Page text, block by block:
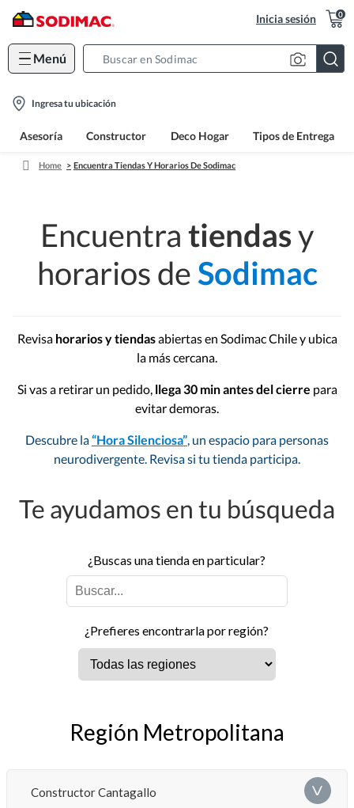
Inicia sesión 0
Menú
location-
Ingresa tu ubicación
Asesoría Constructor Deco Hogar Tipos de Entrega
Home Encuentra Tiendas Y Horarios De Sodimac
Encuentra tiendasy
horarios deSodimac
Revisa horarios y tiendasabiertas en Sodimac Chile y ubica
la más cercana.
Si vas a retirar un pedido, llega 30 min antes del cierre para
evitar demoras.
Descubre la“Hora Silenciosa”, un espacio para personas
neurodivergente. Revisa si tu tienda participa.
Te ayudamos en tu búsqueda